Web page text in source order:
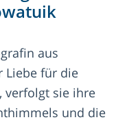
aus
Liebe für die
verfolgt sie ihre
und die